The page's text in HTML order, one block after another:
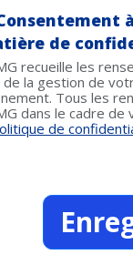
de
recueille les
de la gestion de
Tous les
dans le cadre
de